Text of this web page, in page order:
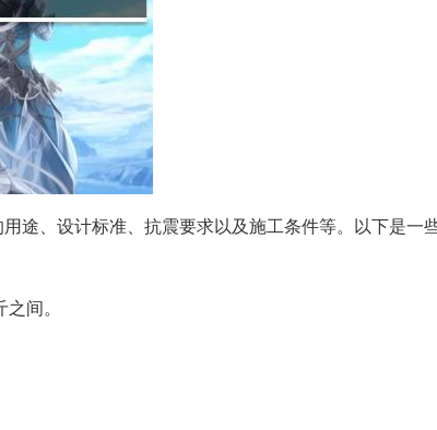
途、设计标准、抗震要求以及施工条件等。以下是一
间。